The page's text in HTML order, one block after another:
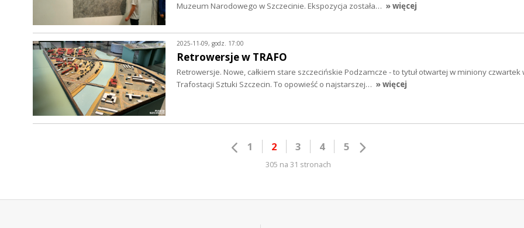
Muzeum Narodowego w Szczecinie. Ekspozycja została… » więcej
2025-11-09, godz. 17:00
Retrowersje w TRAFO
Retrowersje. Nowe, całkiem stare szczecińskie Podzamcze - to tytuł otwartej w miniony czwartek
Trafostacji Sztuki Szczecin. To opowieść o najstarszej… » więcej
1 2 3 4 5
305 na 31 stronach